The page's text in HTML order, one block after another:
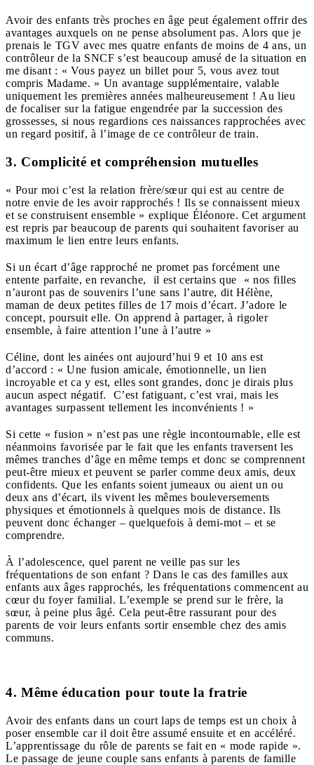
Avoir des enfants très proches en âge peut également offrir des
avantages auxquels on ne pense absolument pas. Alors que je
prenais le TGV avec mes quatre enfants de moins de 4 ans, un
contrôleur de la SNCF s’est beaucoup amusé de la situation en
me disant : « Vous payez un billet pour 5, vous avez tout
compris Madame. » Un avantage supplémentaire, valable
uniquement les premières années malheureusement ! Au lieu
de focaliser sur la fatigue engendrée par la succession des
grossesses, si nous regardions ces naissances rapprochées avec
un regard positif, à l’image de ce contrôleur de train.
3. Complicité et compréhension mutuelles
« Pour moi c’est la relation frère/sœur qui est au centre de
notre envie de les avoir rapprochés ! Ils se connaissent mieux
et se construisent ensemble » explique Éléonore. Cet argument
est repris par beaucoup de parents qui souhaitent favoriser au
maximum le lien entre leurs enfants.
Si un écart d’âge rapproché ne promet pas forcément une
entente parfaite, en revanche, il est certains que « nos filles
n’auront pas de souvenirs l’une sans l’autre, dit Hélène,
maman de deux petites filles de 17 mois d’écart. J’adore le
concept, poursuit elle. On apprend à partager, à rigoler
ensemble, à faire attention l’une à l’autre »
Céline, dont les ainées ont aujourd’hui 9 et 10 ans est
d’accord : « Une fusion amicale, émotionnelle, un lien
incroyable et ca y est, elles sont grandes, donc je dirais plus
aucun aspect négatif. C’est fatiguant, c’est vrai, mais les
avantages surpassent tellement les inconvénients ! »
Si cette « fusion » n’est pas une règle incontournable, elle est
néanmoins favorisée par le fait que les enfants traversent les
mêmes tranches d’âge en même temps et donc se comprennent
peut-être mieux et peuvent se parler comme deux amis, deux
confidents. Que les enfants soient jumeaux ou aient un ou
deux ans d’écart, ils vivent les mêmes bouleversements
physiques et émotionnels à quelques mois de distance. Ils
peuvent donc échanger – quelquefois à demi-mot – et se
comprendre.
À l’adolescence, quel parent ne veille pas sur les
fréquentations de son enfant ? Dans le cas des familles aux
enfants aux âges rapprochés, les fréquentations commencent au
cœur du foyer familial. L’exemple se prend sur le frère, la
sœur, à peine plus âgé. Cela peut-être rassurant pour des
parents de voir leurs enfants sortir ensemble chez des amis
communs.
4. Même éducation pour toute la fratrie
Avoir des enfants dans un court laps de temps est un choix à
poser ensemble car il doit être assumé ensuite et en accéléré.
L’apprentissage du rôle de parents se fait en « mode rapide ».
Le passage de jeune couple sans enfants à parents de famille